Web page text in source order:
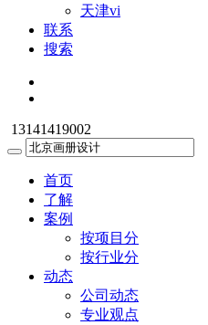
天津vi
联系
搜索
13141419002
首页
了解
案例
按项目分
按行业分
动态
公司动态
专业观点